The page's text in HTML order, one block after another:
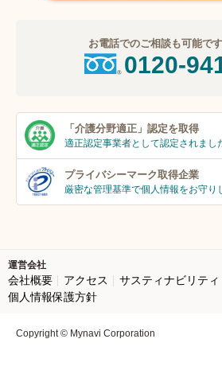
お電話でのご相談も可能で
0120-
「介護分野適正」 認定を取得
適正認定事業者として認定されまし
プライバシーマーク取得企業
厳密な管理基準で個人情報をお守り
運営会社
会社概要 アクセス サスティナビリティ
個人情報保護方針
Copyright © Mynavi Corporation